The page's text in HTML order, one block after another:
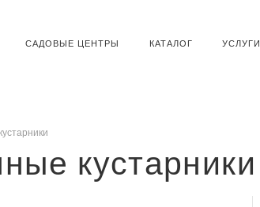
САДОВЫЕ ЦЕНТРЫ КАТАЛОГ УСЛУГИ
кустарники